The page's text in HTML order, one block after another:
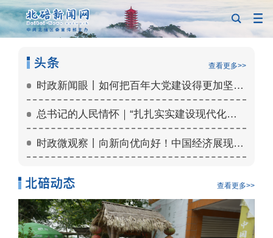
查看更多>>
时政新闻眼丨如何把百年大党建设得更加坚强有力？总书记这样部署
总书记的人民情怀｜“扎扎实实建设现代化产业体系”
时政微观察丨向新向优向好！中国经济展现强大韧性和活力
查看更多>>